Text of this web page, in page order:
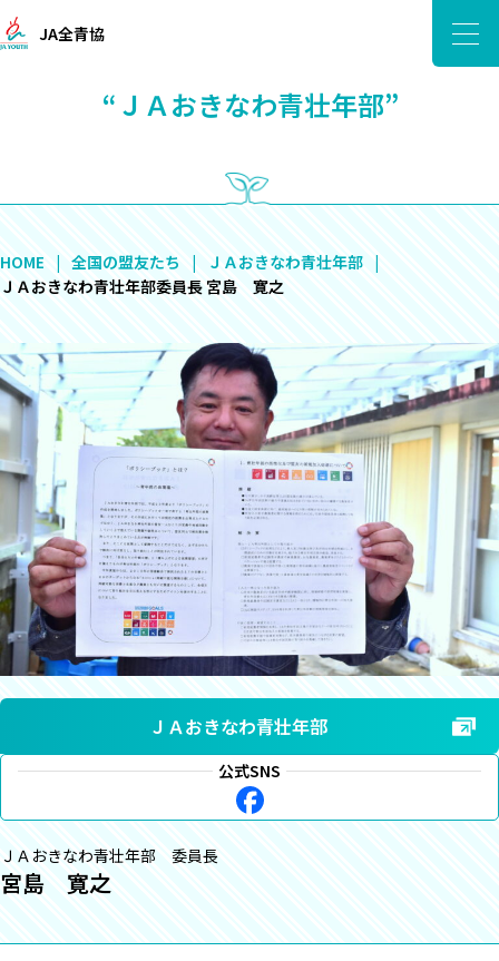
JA全青協
“ＪＡおきなわ青壮年部”
HOME 全国の盟友たち
ＪＡおきなわ青壮年部
ＪＡおきなわ青壮年部委員長 宮島 寛之
ＪＡおきなわ青壮年部
公式SNS
ＪＡおきなわ青壮年部 委員長
宮島 寛之